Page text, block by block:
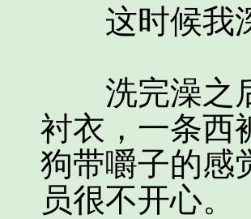
这时候我深
洗完澡之后
衬衣，一条西
狗带嚼子的感
员很不开心。